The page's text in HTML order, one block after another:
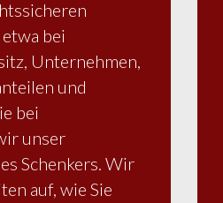
bei
Unternehmen,
und
bei
unser
Schenkers. Wir
auf, wie Sie